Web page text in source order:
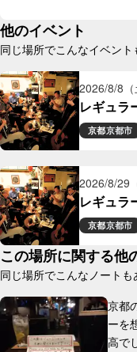
他のイベント
同じ場所でこんなイベン
2026/8/8（
レギュラ
京都京都市
2026/8/29
レギュラ
京都京都市
この場所に関する他
同じ場所でこんなノートも
京都
ーを
高で